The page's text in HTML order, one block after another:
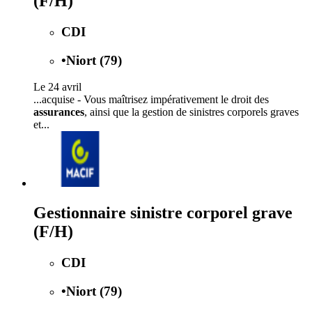
CDI
•Niort (79)
Le 24 avril
...acquise - Vous maîtrisez impérativement le droit des
assurances, ainsi que la gestion de sinistres corporels graves
et...
Gestionnaire sinistre corporel grave
(F/H)
CDI
•Niort (79)